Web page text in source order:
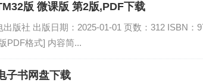
版 微课版 第2版,PDF下载
版社 出版日期：2025-01-01 页数：312 ISBN：
PDF格式] 内容简...
子书网盘下载